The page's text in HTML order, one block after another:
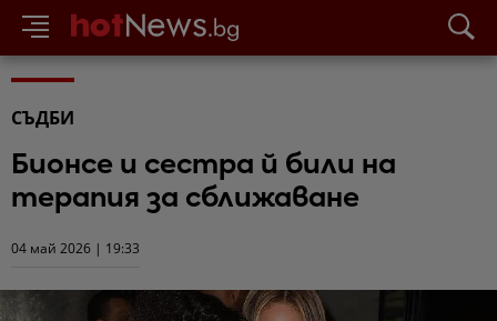
СЪДБИ
Бионсе и сестра й били на
терапия за сближаване
04 май 2026 | 19:33